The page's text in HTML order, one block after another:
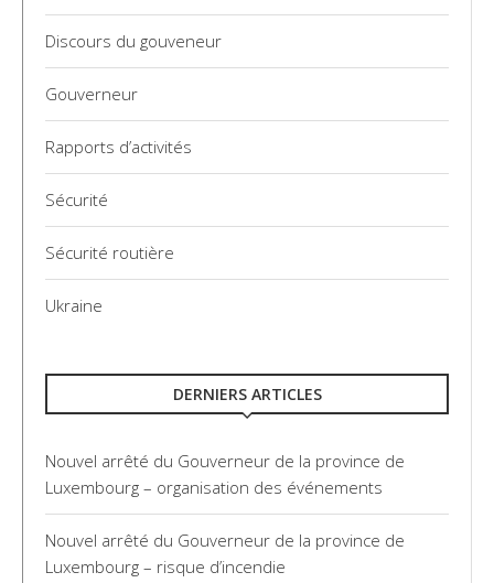
Discours du gouveneur
Gouverneur
Rapports d’activités
Sécurité
Sécurité routière
Ukraine
DERNIERS ARTICLES
Nouvel arrêté du Gouverneur de la province de
Luxembourg – organisation des événements
Nouvel arrêté du Gouverneur de la province de
Luxembourg – risque d’incendie